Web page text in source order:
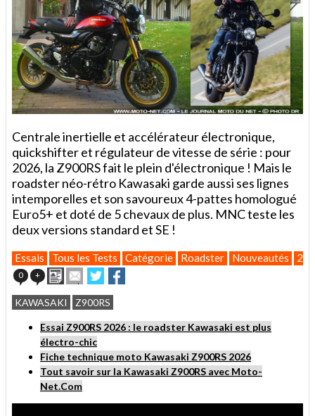
Centrale inertielle et accélérateur électronique,
quickshifter et régulateur de vitesse de série : pour
2026, la Z900RS fait le plein d'électronique ! Mais le
roadster néo-rétro Kawasaki garde aussi ses lignes
intemporelles et son savoureux 4-pattes homologué
Euro5+ et doté de 5 chevaux de plus. MNC teste les
deux versions standard et SE !
Essais Tous les Tests Catégorie Roadster Nouveautés
0 + ImprimerEnvoyer
cet
article
à
un
ami
Partager
sur
Twitter
sur
Facebook
KAWASAKI Z900RS
Essai Z900RS 2026 : le roadster Kawasaki est plus
électro-chic
Fiche technique moto Kawasaki Z900RS 2026
Tout savoir sur la Kawasaki Z900RS avec Moto-
Net.Com